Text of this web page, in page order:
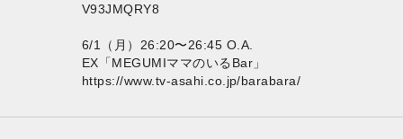
V93JMQRY8
6/1（月）26:20〜26:45 O.A.
EX「MEGUMIママのいるBar」
https://www.tv-asahi.co.jp/barabara/